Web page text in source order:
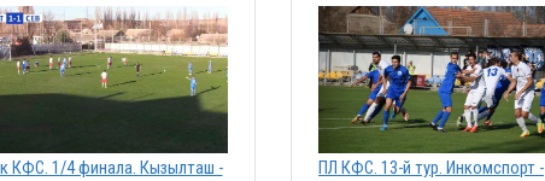
КФС. 1/4 финала. Кызылташ -
ПЛ КФС. 13-й тур. Инкомспорт -